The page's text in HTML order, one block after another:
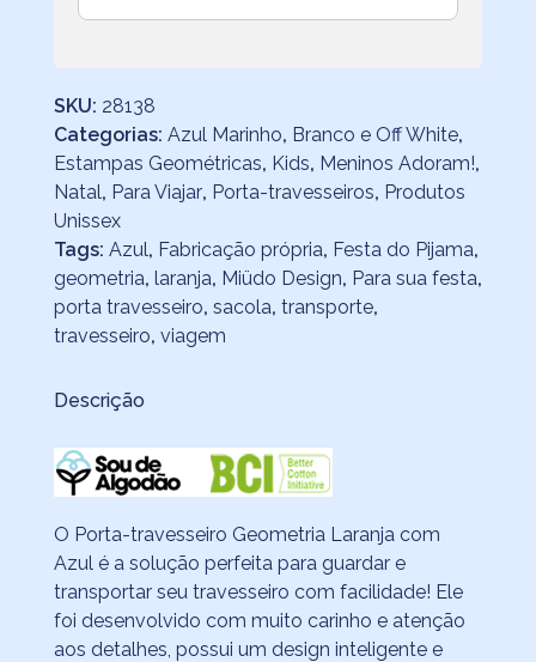
SKU: 28138
Categorias: Azul Marinho, Branco e Off White,
Estampas Geométricas, Kids, Meninos Adoram!,
Natal, Para Viajar, Porta-travesseiros, Produtos
Unissex
Tags: Azul, Fabricação própria, Festa do Pijama,
geometria, laranja, Miüdo Design, Para sua festa,
porta travesseiro, sacola, transporte,
travesseiro, viagem
Descrição
O Porta-travesseiro Geometria Laranja com
Azul é a solução perfeita para guardar e
transportar seu travesseiro com facilidade! Ele
foi desenvolvido com muito carinho e atenção
aos detalhes, possui um design inteligente e